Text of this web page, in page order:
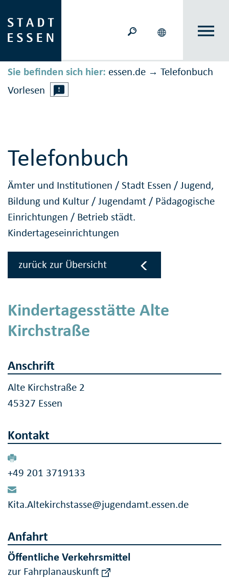
Sie befinden sich hier: essen.de → Telefonbuch
Vorlesen
Telefonbuch
Ämter und Institutionen /Stadt Essen /Jugend,
Bildung und Kultur /Jugendamt / Pädagogische
Einrichtungen / Betrieb städt.
Kindertageseinrichtungen
zurück zur Übersicht
Kindertagesstätte Alte
Kirchstraße
Anschrift
Alte Kirchstraße 2
45327 Essen
Kontakt
+49 201 3719133
Kita.Altekirchstasse@jugendamt.essen.de
Anfahrt
Öffentliche Verkehrsmittel
zur Fahrplanauskunft